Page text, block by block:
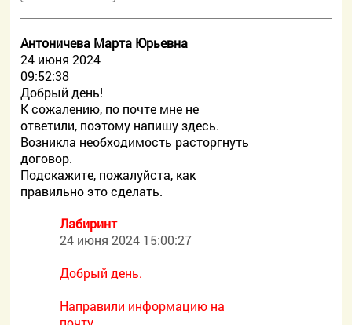
Антоничева Марта Юрьевна
24 июня 2024
09:52:38
Добрый день!
К сожалению, по почте мне не
ответили, поэтому напишу здесь.
Возникла необходимость расторгнуть
договор.
Подскажите, пожалуйста, как
правильно это сделать.
Лабиринт
24 июня 2024 15:00:27
Добрый день.
Направили информацию на